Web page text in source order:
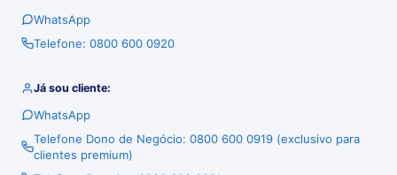
WhatsApp
Telefone: 0800 600 0920
Já sou cliente:
WhatsApp
Telefone Dono de Negócio: 0800 600 0919 (exclusivo para
clientes premium)